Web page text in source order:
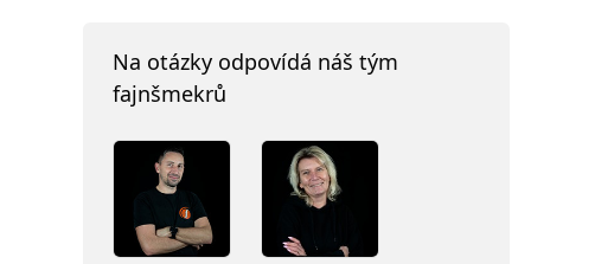
Na otázky odpovídá náš tým
fajnšmekrů